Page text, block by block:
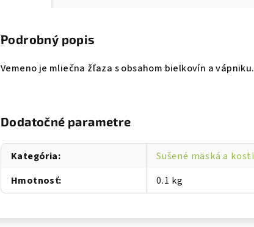
Podrobný popis
Vemeno je mliečna žľaza s obsahom bielkovín a vápniku.
Dodatočné parametre
Kategória:
Sušené mäská a kosti
Hmotnosť: 0.1 kg